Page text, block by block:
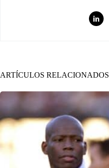
ARTÍCULOS RELACIONADOS